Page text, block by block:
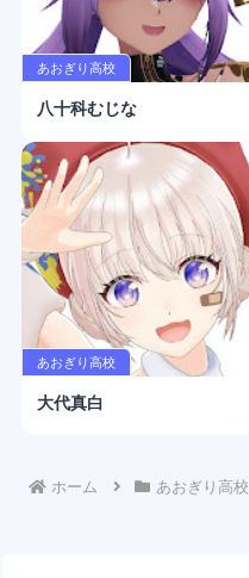
あおぎり高校
八十科むじな
あおぎり高校
大代真白
ホーム あおぎり高校